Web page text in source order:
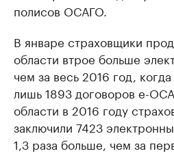
полисов ОСАГО.
В январе страховщики
области втрое больше
чем за весь 2016 год,
лишь 1893 договоров е-
области в 2016 году
заключили 7423
1,3 раза больше, чем за